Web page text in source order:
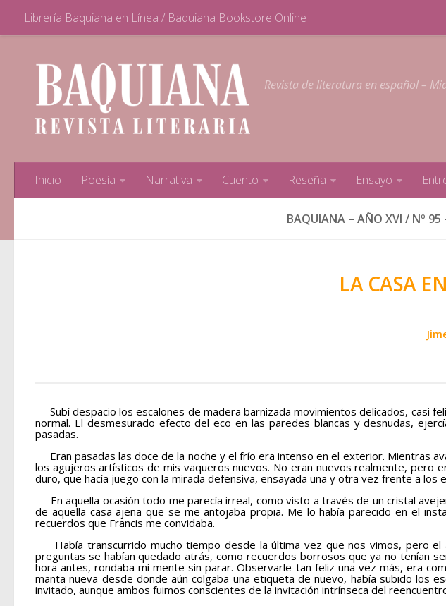
Librería Baquiana en Línea / Baquiana Bookstore Online
Revista de literatura en español –
Inicio Poesía Narrativa Cuento Reseña Ensayo
BAQUIANA – AÑO XVI / Nº
LA CASA
Subí despacio los escalones de madera barnizada movimientos delicados, casi
normal. El desmesurado efecto del eco en las paredes blancas y desnudas,
pasadas.
Eran pasadas las doce de la noche y el frío era intenso en el exterior. Mientras
los agujeros artísticos de mis vaqueros nuevos. No eran nuevos realmente, pero
duro, que hacía juego con la mirada defensiva, ensayada una y otra vez frente a los
En aquella ocasión todo me parecía irreal, como visto a través de un cristal
de aquella casa ajena que se me antojaba propia. Me lo había parecido en el
recuerdos que Francis me convidaba.
Había transcurrido mucho tiempo desde la última vez que nos vimos, pero el
preguntas se habían quedado atrás, como recuerdos borrosos que ya no tenían
hora antes, rondaba mi mente sin parar. Observarle tan feliz una vez más, era
manta nueva desde donde aún colgaba una etiqueta de nuevo, había subido los
invitado, aunque ambos fuimos conscientes de la invitación intrínseca del